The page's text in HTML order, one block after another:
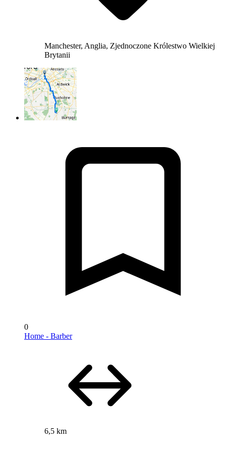
Manchester, Anglia, Zjednoczone Królestwo Wielkiej
Brytanii
0
Home - Barber
6,5 km